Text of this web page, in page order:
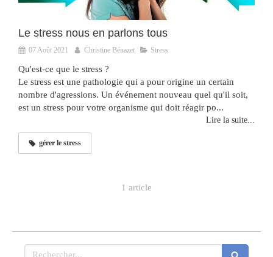
Le stress nous en parlons tous
07 Août 2021 Christine Bénazet Stress
Qu'est-ce que le stress ?
Le stress est une pathologie qui a pour origine un certain
nombre d'agressions. Un événement nouveau quel qu'il soit,
est un stress pour votre organisme qui doit réagir po...
Lire la suite...
gérer le stress
1 article
Rechercher